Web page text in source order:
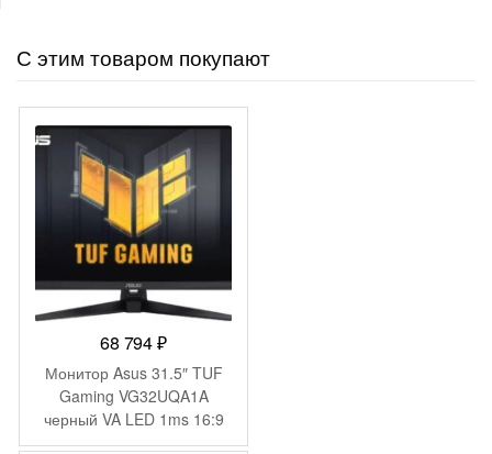
С этим товаром покупают
68 794₽
Монитор Asus 31.5″ TUF
Gaming VG32UQA1A
черный VA LED 1ms 16:9
HDMI M/M матовая 400cd